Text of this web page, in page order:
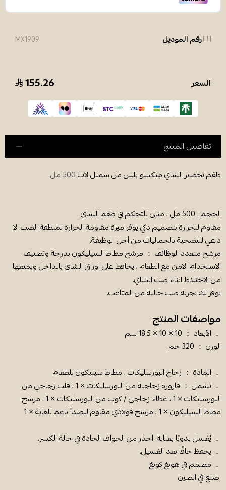
رقم الموديل MX1909
السعر 155.26
تفاصيل المنتج
طقم تحضير الشاي ميكسو بلس من سمبل لاب500 مل
الحجم : 500 مل ، مثالي للتحكم في طعم الشاي.
مقاوم للحرارة بتصميم ذكي يوفر ميزة مقاومة الحرارة لمنطقة الصب. لا
داعي للتضحية بالجماليات من أجل الوظيفة.
مرشح متعدد الوظائف ： مرشح مطاط السيليكون بدرجة وتصنيف
الاستخدام الامن مع الطعام ، يحافظ على اوراق الشاي بالداخل ويمنعها
من الاختلاط اثناء صب الشاي.
توفر لك تجربة صب خالية من المتاعب.
مواصفات المنتج
． الأبعاد ： 10 × 10 × 18.5 سم
الوزن ： 320 جم
． المادة ： زجاج البورسليكات ، مطاط سيليكون للطعام
． تشمل ： قارورة زجاجية من البورسليكات × 1 ، قلب زجاجي من
البورسليكات × 1 ، غطاء زجاجي / كوب من البورسليكات × 1 ، مرشح
مطاط السيليكون × 1 ، مرشح فولاذي مقاوم للصدأ ناعم للغاية × 1
． يُغسل يدويًا بعناية. احذر من الحواف الحادة في حالة الكسر.
． يحفظ جافًا بعد الغسيل.
． مصمم في هونغ كونغ
.صنع في الصين